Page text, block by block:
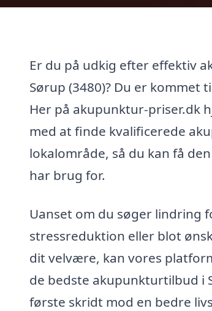
Er du på udkig efter effektiv
Sørup (3480)? Du er kommet
Her på akupunktur-priser.dk
med at finde kvalificerede
lokalområde, så du kan få
har brug for.
Uanset om du søger lindring
stressreduktion eller blot
dit velvære, kan vores
de bedste akupunkturtilbud i
første skridt mod en bedre